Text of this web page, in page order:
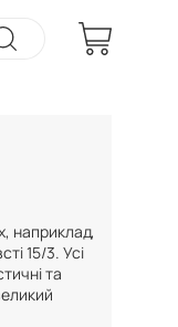
наприклад,
15/3. Усі
та